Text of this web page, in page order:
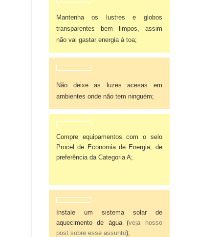
Mantenha os lustres e globos
transparentes bem limpos, assim
não vai gastar energia à toa;
Não deixe as luzes acesas em
ambientes onde não tem ninguém;
Compre equipamentos com o selo
Procel de Economia de Energia, de
preferência da Categoria A;
Instale um sistema solar de
aquecimento de água (veja nosso
post sobre esse assunto);